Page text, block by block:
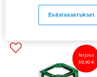
4.7
Tarjous
59,90 €
Evästeasetukset